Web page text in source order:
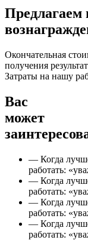
Предлагаем
Окончательная
получения
Затраты на нашу
Ваc
может
— Когда
работать:
— Когда
работать:
— Когда
работать:
— Когда
работать: